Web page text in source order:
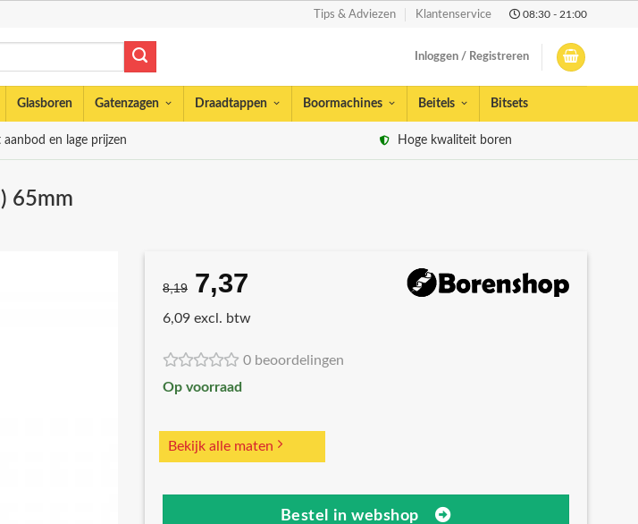
Tips & Adviezen Klantenservice 08:30 - 21:00
Inloggen / Registreren
Glasboren Gatenzagen Draadtappen Boormachines Beitels Bitsets
en lage prijzen Hoge kwaliteit boren
65mm
8,19 Oorspronkelijke
prijs
€8,19.
7,37
prijs
€7,37.
6,09 excl. btw
0 beoordelingen
Op voorraad
Bekijk alle maten
Bestel in webshop